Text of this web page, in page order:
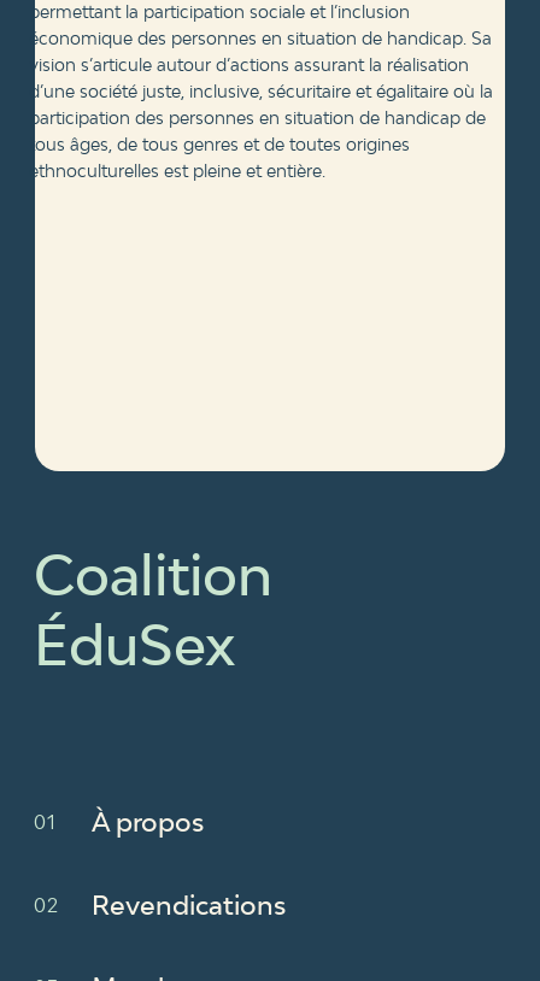
permettant la participation sociale et l’inclusion
économique des personnes en situation de handicap. Sa
vision s’articule autour d’actions assurant la réalisation
d’une société juste, inclusive, sécuritaire et égalitaire où la
participation des personnes en situation de handicap de
tous âges, de tous genres et de toutes origines
ethnoculturelles est pleine et entière.
Coalition
ÉduSex
À propos
Revendications